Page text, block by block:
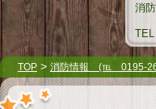
消
TOP > 消防情報 (℡ 0195-
クリーンセンター情報
衛生センター情報
介護保険情報